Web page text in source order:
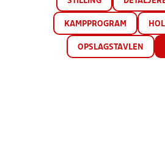
KAMPPROGRAM
OPSLAGSTAVLEN